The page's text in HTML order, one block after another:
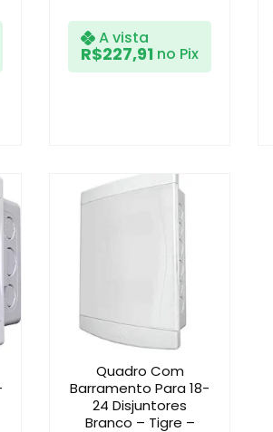
A vista
R$227,91 no Pix
Quadro Com
Barramento Para 18-
24 Disjuntores
Branco – Tigre –